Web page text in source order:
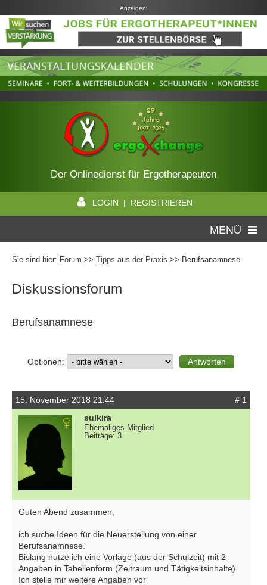
Anzeigen:
Der Onlinedienst für Ergotherapeuten
LOGIN | REGISTRIEREN
MENÜ
Sie sind hier: Forum >> Tipps aus der Praxis >> Berufsanamnese
Diskussionsforum
Berufsanamnese
Optionen:
15. November 2018 21:44
# 1
sulkira
Ehemaliges Mitglied
Beiträge: 3
Guten Abend zusammen,
ich suche Ideen für die Neuerstellung von einer
Berufsanamnese.
Bislang nutze ich eine Vorlage (aus der Schulzeit) mit 2
Angaben in Tabellenform (Zeitraum und Tätigkeitsinhalte).
Ich stelle mir weitere Angaben vor